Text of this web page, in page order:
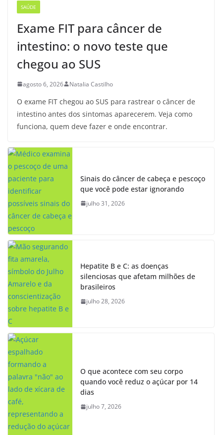
SAÚDE
Exame FIT para câncer de
intestino: o novo teste que
chegou ao SUS
agosto 6, 2026 Natalia Castilho
O exame FIT chegou ao SUS para rastrear o câncer de
intestino antes dos sintomas aparecerem. Veja como
funciona, quem deve fazer e onde encontrar.
Sinais do câncer de cabeça e pescoço
que você pode estar ignorando
julho 31, 2026
Hepatite B e C: as doenças
silenciosas que afetam milhões de
brasileiros
julho 28, 2026
O que acontece com seu corpo
quando você reduz o açúcar por 14
dias
julho 7, 2026